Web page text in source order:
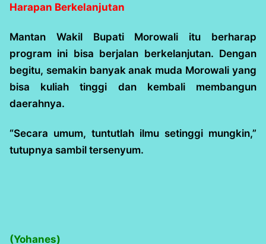
Harapan Berkelanjutan
Mantan Wakil Bupati Morowali itu berharap
program ini bisa berjalan berkelanjutan. Dengan
begitu, semakin banyak anak muda Morowali yang
bisa kuliah tinggi dan kembali membangun
daerahnya.
“Secara umum, tuntutlah ilmu setinggi mungkin,”
tutupnya sambil tersenyum.
(Yohanes)